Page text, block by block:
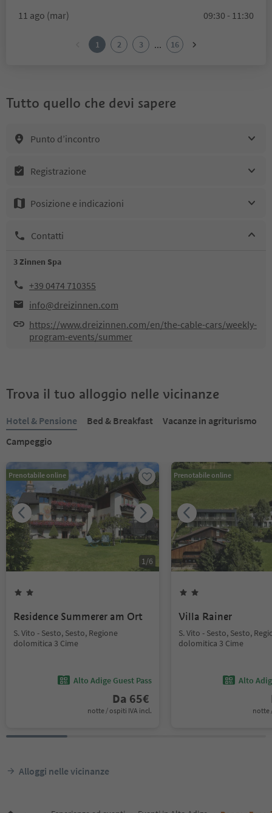
11 ago (mar)
09:30 - 11:30
1 2 3 ... 16
Tutto quello che devi sapere
Punto d’incontro
Registrazione
Posizione e indicazioni
Contatti
3 Zinnen Spa
+39 0474 710355
info@dreizinnen.com
https://www.dreizinnen.com/en/the-cable-cars/weekly-
program-events/summer
Trova il tuo alloggio nelle vicinanze
Hotel & Pensione Bed & Breakfast
Vacanze in agriturismo
Campeggio
Prenotabile online
1/6
Residence Summerer am Ort
S. Vito - Sesto, Sesto, Regione
dolomitica 3 Cime
Alto Adige Guest Pass
Da 65€
notte / ospiti IVA incl.
Prenotabile online
Villa Rainer
S. Vito - Sesto, Sesto,
dolomitica 3 Cime
Alto
notte
Alloggi nelle vicinanze